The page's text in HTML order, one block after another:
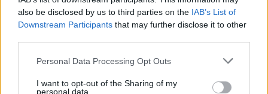
also be disclosed by us to third parties on the IAB’s List of
Downstream Participants that may further disclose it to other
Please note that this website/app uses one or more Google
not limited to your visit or usage behaviour. You may click to
Personal Data Processing Opt Outs
I want to opt-out of the Sharing of my
personal data.
amerikai kertvárosoknak ahhoz,
hogy te folyamatosan pogácsát